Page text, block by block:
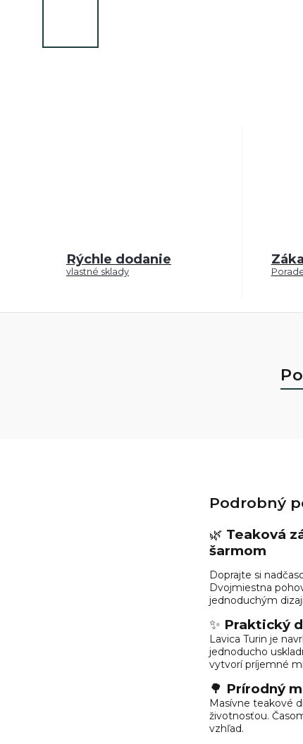
Rýchle dodanie
vlastné sklady
Podrobný
🌿 Teaková
šarmom
Doprajte si
Dvojmiestna
jednoduchým
✨ Praktický
Lavica Turin je
jednoducho
vytvorí príjemné
🌳 Prírodný
Masívne teakové
životnosťou.
vzhľad.